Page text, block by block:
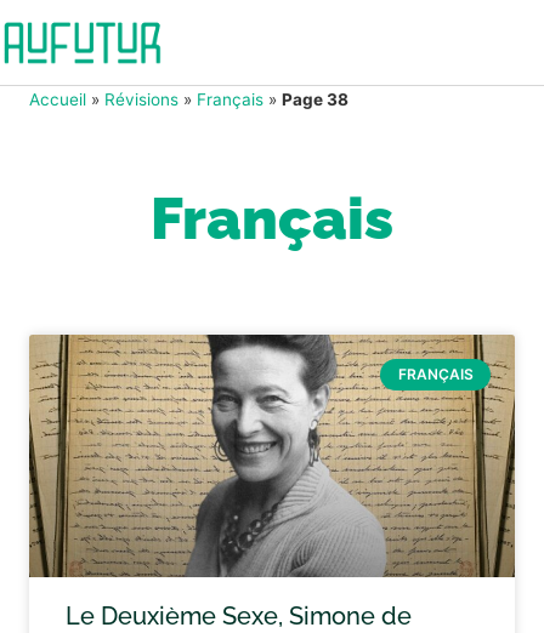
Accueil » Révisions » Français » Page 38
Français
FRANÇAIS
Le Deuxième Sexe, Simone de